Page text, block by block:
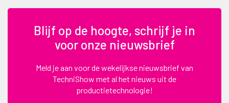
Blijf op de hoogte, schrijf je in
voor onze nieuwsbrief
Meld je aan voor de wekelijkse nieuwsbrief van
TechniShow met al het nieuws uit de
productietechnologie!